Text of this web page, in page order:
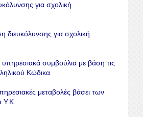
για σχολική
διευκόλυνσης για σχολική
υπηρεσιακά συμβούλια με βάση τις
Κώδικα
μεταβολές βάσει των
Υ.Κ